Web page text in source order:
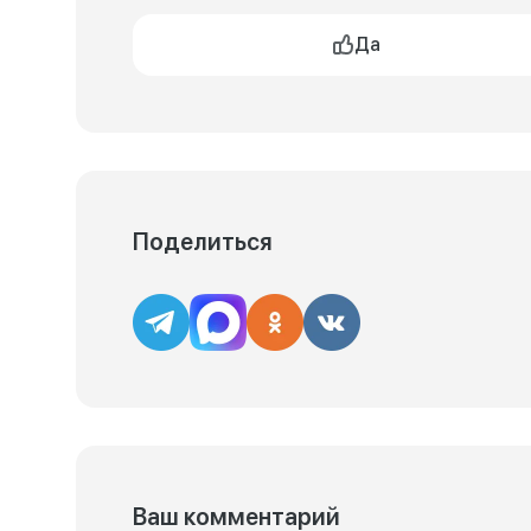
Да
Поделиться
Ваш комментарий